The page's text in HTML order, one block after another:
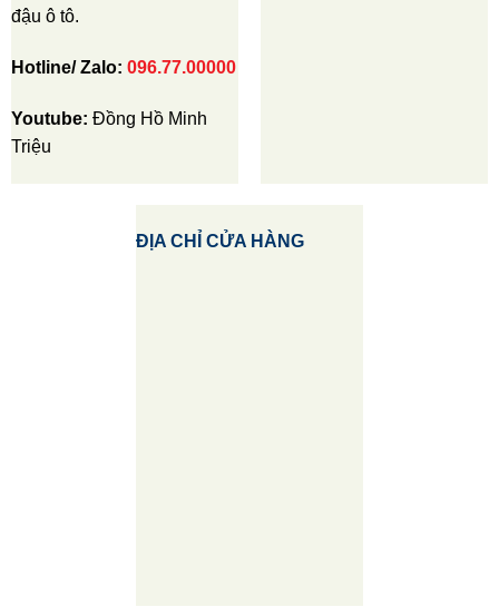
đậu ô tô.
Hotline/ Zalo: 096.77.00000
Youtube: Đồng Hồ Minh
Triệu
ĐỊA CHỈ CỬA HÀNG